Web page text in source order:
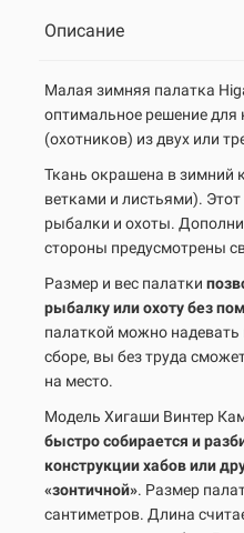
Описание
Малая зимняя палатка
оптимальное решение
(охотников) из двух или
Ткань окрашена в
ветками и листьями). Этот
рыбалки и охоты.
стороны предусмотрены
Размер и вес палатки
рыбалку или охоту без
палаткой можно
сборе, вы без труда
на место.
Модель Хигаши Винтер
быстро собирается и
конструкции хабов или
«зонтичной». Размер
сантиметров. Длина